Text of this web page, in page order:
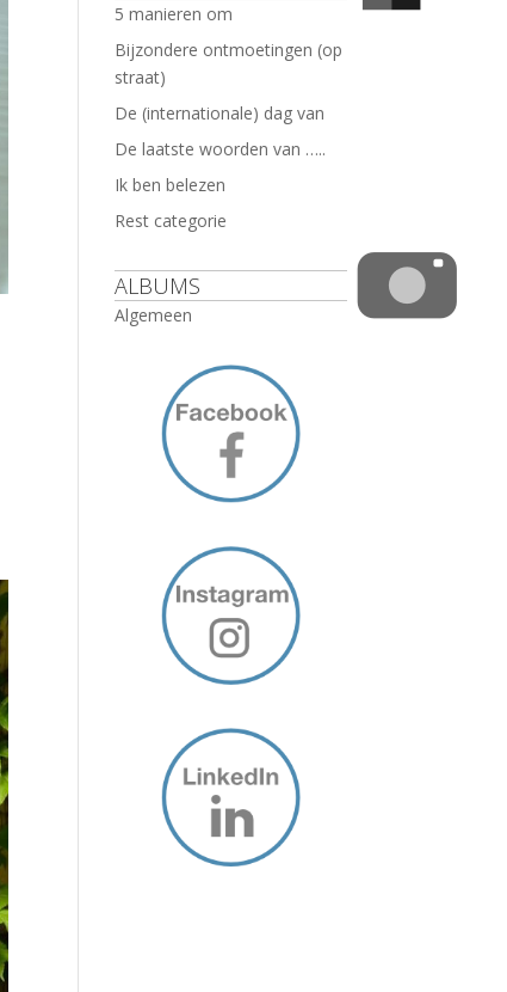
5 manieren om
Bijzondere ontmoetingen (op
straat)
De (internationale) dag van
De laatste woorden van …..
Ik ben belezen
Rest categorie
ALBUMS
Algemeen